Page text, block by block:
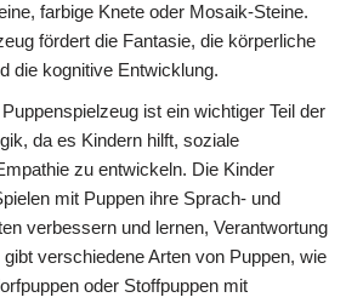
farbige Knete oder Mosaik-Steine.
fördert die Fantasie, die körperliche
die kognitive Entwicklung.
Puppenspielzeug ist ein wichtiger Teil der
da es Kindern hilft, soziale
zu entwickeln. Die Kinder
mit Puppen ihre Sprach- und
verbessern und lernen, Verantwortung
verschiedene Arten von Puppen, wie
oder Stoffpuppen mit